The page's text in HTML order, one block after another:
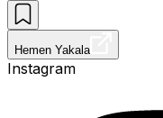
Hemen Yakala
Instagram